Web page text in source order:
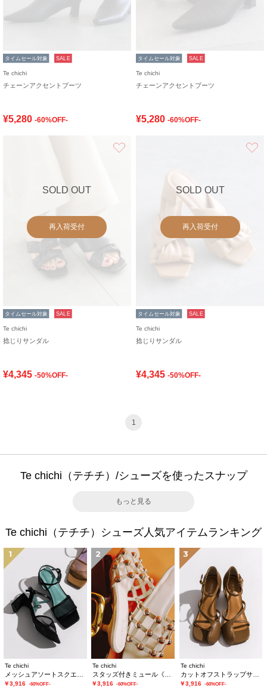
タイムセール対象 SALE
Te chichi
チェーンアクセントブーツ
¥5,280 -60%OFF-
タイムセール対象 SALE
Te chichi
チェーンアクセントブーツ
¥5,280 -60%OFF-
SOLD OUT
再入荷受付
タイムセール対象 SALE
Te chichi
捻じりサンダル
¥4,345 -50%OFF-
SOLD OUT
再入荷受付
タイムセール対象 SALE
Te chichi
捻じりサンダル
¥4,345 -50%OFF-
1
Te chichi（テチチ）/シューズを使ったスナップ
もっと見る
Te chichi（テチチ）シューズ人気アイテムランキング
1
Te chichi
￥3,916 -60%OFF-
2
Te chichi
￥3,916 -60%OFF-
3
Te chichi
カットオフストラップサンダル《2026 SUMMER LOOK item》
￥3,916 -60%OFF-